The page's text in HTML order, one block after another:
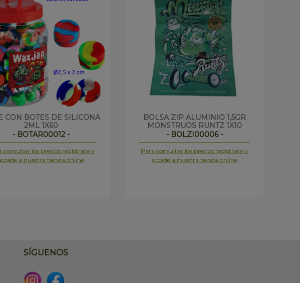
CON BOTES DE SILICONA
2ML 1X60
- BOTAR00012 -
consultar los precios regístrate y
a nuestra tienda online
BOLSA ZIP ALUMINIO 1,5GR
MONSTRUOS RUNTZ 1X10
- BOLZI00006 -
Para consultar los precios regístrate y
accede a nuestra tienda online
SÍGUENOS